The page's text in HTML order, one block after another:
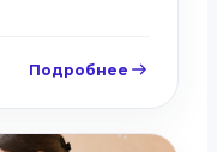
Подробнее